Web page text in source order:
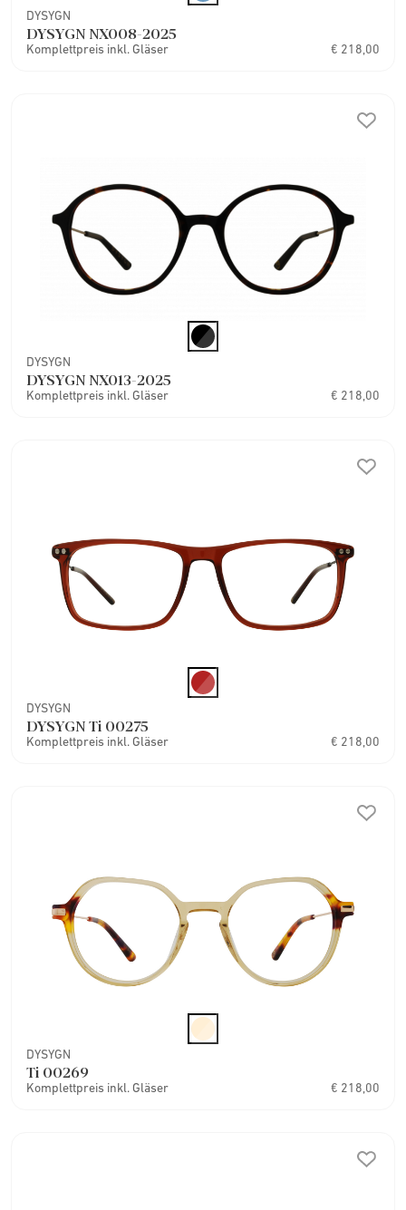
DYSYGN
DYSYGN NX008-2025
Komplettpreis inkl. Gläser € 218,00
DYSYGN
DYSYGN NX013-2025
Komplettpreis inkl. Gläser € 218,00
DYSYGN
DYSYGN Ti 00275
Komplettpreis inkl. Gläser € 218,00
DYSYGN
Ti 00269
Komplettpreis inkl. Gläser € 218,00